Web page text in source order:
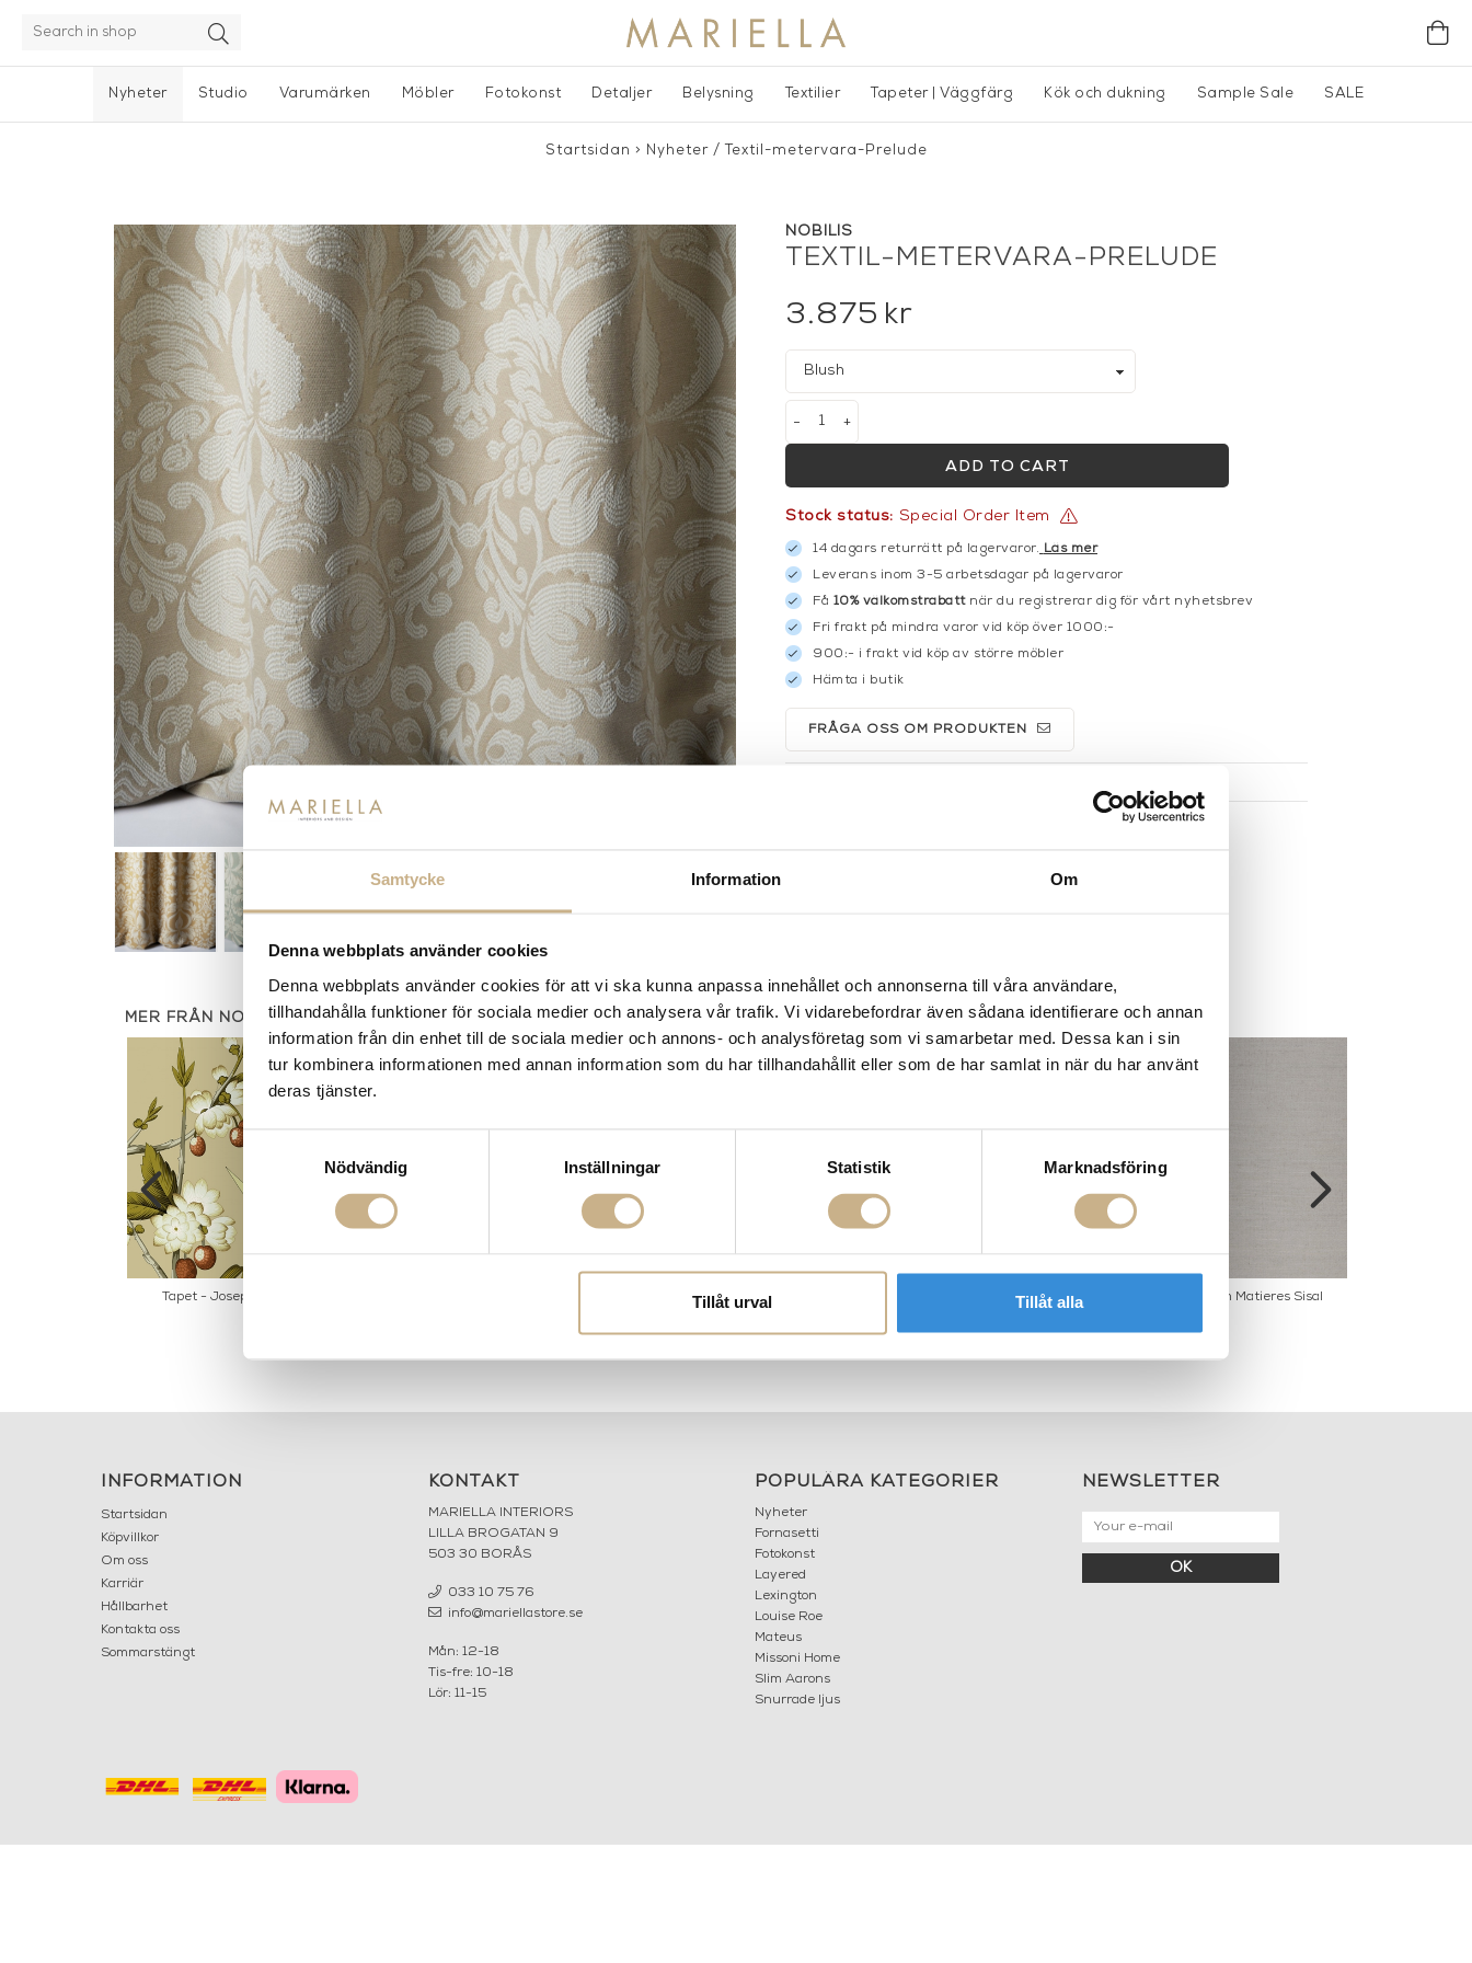
Samtycke Information Om
Denna webbplats använder cookies
Denna webbplats använder cookies för att vi ska kunna anpassa innehållet och annonserna till våra användare,
tillhandahålla funktioner för sociala medier och analysera vår trafik. Vi vidarebefordrar även sådana identifierare och annan
information från din enhet till de sociala medier och annons- och analysföretag som vi samarbetar med. Dessa kan i sin
tur kombinera informationen med annan information som du har tillhandahållit eller som de har samlat in när du har använt
deras tjänster.
Samtyckesval
Nödvändig
Inställningar Statistik Marknadsföring
Tillåt urval Tillåt alla
Nyheter Studio Varumärken Möbler Fotokonst Detaljer Belysning Textilier Tapeter | Väggfärg Kök och dukning Sample Sale SALE
Startsidan > Nyheter/ Textil-metervara-Prelude
NOBILIS
TEXTIL-METERVARA-PRELUDE
3.875 kr
+
-
ADD TO CART
Stock status: Special Order Item
14 dagars returrätt på lagervaror. Läs mer
Leverans inom 3-5 arbetsdagar på lagervaror
Få 10% välkomstrabattnär du registrerar dig för vårt nyhetsbrev
Fri frakt på mindra varor vid köp över 1000:-
900:- i frakt vid köp av större möbler
Hämta i butik
FRÅGA OSS OM PRODUKTEN
MER FRÅN NOBILIS
Tapet - Josephine GRD 62 Tapet - Archipelago Nami Tyg metervara - Fever Tempo Tapet - L'album Matieres Sisal
INFORMATION
Startsidan
Köpvillkor
Om oss
Karriär
Hållbarhet
Kontakta oss
Sommarstängt
KONTAKT
MARIELLA INTERIORS
LILLA BROGATAN 9
503 30 BORÅS
033 10 75 76
info@mariellastore.se
Mån: 12-18
Tis-fre: 10-18
Lör: 11-15
POPULÄRA KATEGORIER
Nyheter
Fornasetti
Fotokonst
Layered
Lexington
Louise Roe
Mateus
Missoni Home
Slim Aarons
Snurrade ljus
NEWSLETTER
OK